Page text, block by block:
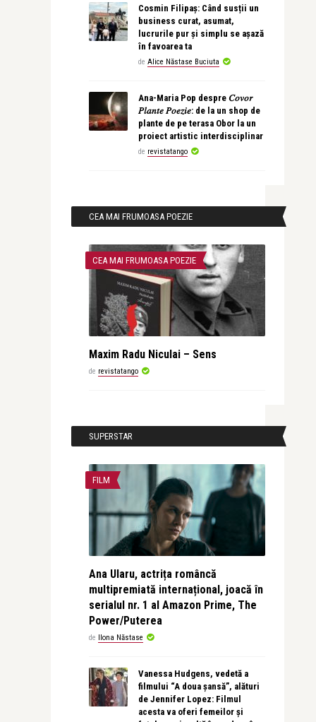
Cosmin Filipaș: Când susții un
business curat, asumat,
lucrurile pur și simplu se așază
în favoarea ta
de Alice Năstase Buciuta
Ana-Maria Pop despre 𝐶𝑜𝑣𝑜𝑟
𝑃𝑙𝑎𝑛𝑡𝑒 𝑃𝑜𝑒𝑧𝑖𝑒: de la un shop de
plante de pe terasa Obor la un
proiect artistic interdisciplinar
de revistatango
CEA MAI FRUMOASA POEZIE
CEA MAI FRUMOASA POEZIE
Maxim Radu Niculai – Sens
de revistatango
SUPERSTAR
FILM
Ana Ularu, actrița româncă
multipremiată internațional, joacă în
serialul nr. 1 al Amazon Prime, The
Power/Puterea
de Ilona Năstase
Vanessa Hudgens, vedetă a
filmului “A doua șansă”, alături
de Jennifer Lopez: Filmul
acesta va oferi femeilor și